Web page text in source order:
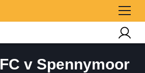
v Spennymoor